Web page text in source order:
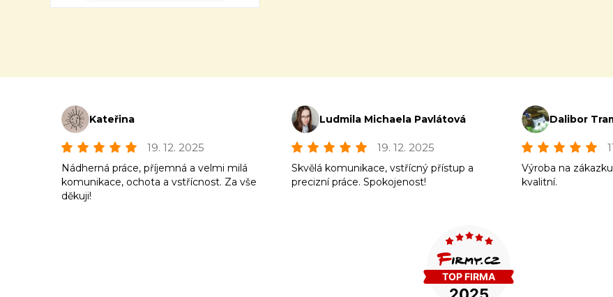
Kateřina
19. 12. 2025
Nádherná práce, příjemná a velmi milá
komunikace, ochota a vstřícnost. Za vše
děkuji!
Ludmila Michaela Pavlátová
19. 12. 2025
Skvělá komunikace, vstřícný přístup a
precizní práce. Spokojenost!
Dalibor
Výroba na
kvalitní.